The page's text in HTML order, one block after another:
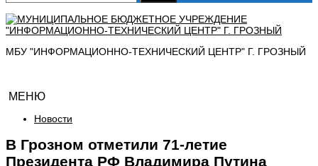
МБУ "ИНФОРМАЦИОННО-ТЕХНИЧЕСКИЙ ЦЕНТР" Г. ГРОЗНЫЙ
МЕНЮ
Новости
В Грозном отметили 71-летие
Президента РФ Владимира Путина